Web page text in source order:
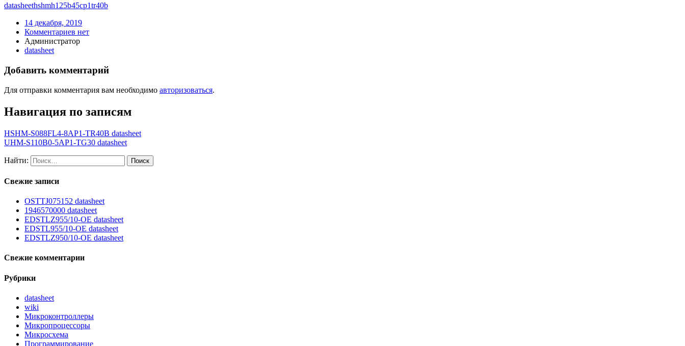
datasheethshmh125b45cp1tr40b
14 декабря, 2019
Комментариев нет
Администратор
datasheet
Добавить комментарий
Для отправки комментария вам необходимо авторизоваться.
Навигация по записям
HSHM-S088FL4-8AP1-TR40B datasheet
UHM-S110B0-5AP1-TG30 datasheet
Найти:
Свежие записи
OSTTJ075152 datasheet
1946570000 datasheet
EDSTLZ955/10-OE datasheet
EDSTL955/10-OE datasheet
EDSTLZ950/10-OE datasheet
Свежие комментарии
Рубрики
datasheet
wiki
Микроконтроллеры
Микропроцессоры
Микросхема
Программирование